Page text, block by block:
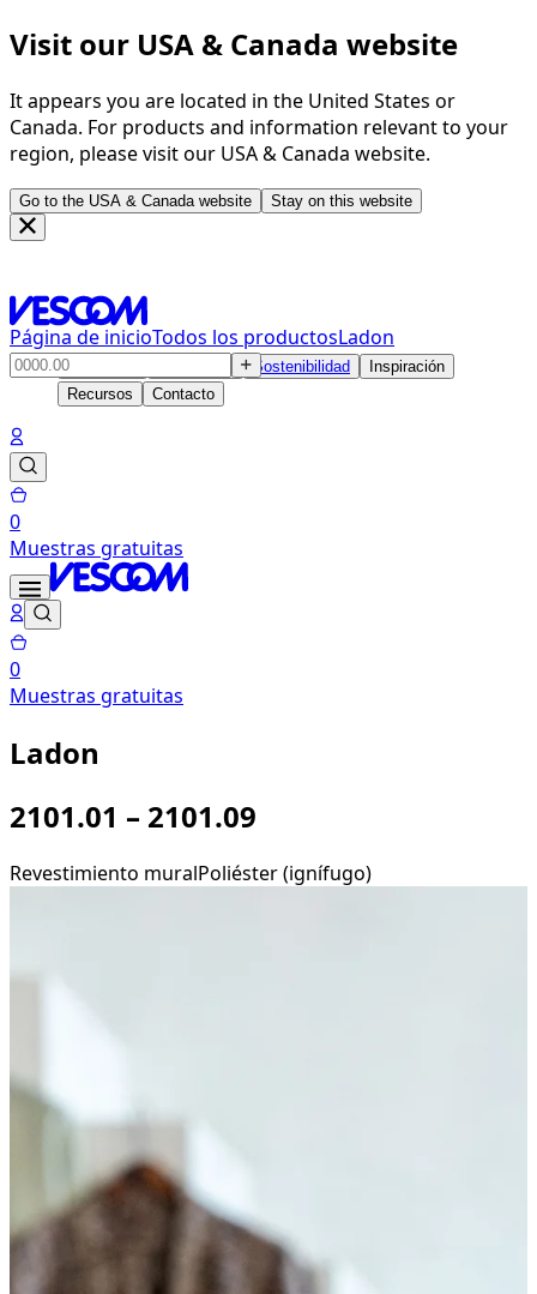
Visit our USA & Canada website
It appears you are located in the United States or
Canada. For products and information relevant to your
region, please visit our USA & Canada website.
Go to the USA & Canada website Stay on this website
Página de inicioTodos los productosLadon
Productos Sostenibilidad
Inspiración
Recursos
Contacto
0
Muestras gratuitas
0
Muestras gratuitas
Ladon
2101.01 – 2101.09
Revestimiento muralPoliéster (ignífugo)